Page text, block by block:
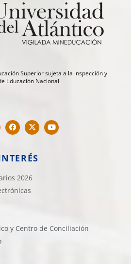
Superior sujeta a la inspección y
Educación Nacional
2026
y Centro de Conciliación